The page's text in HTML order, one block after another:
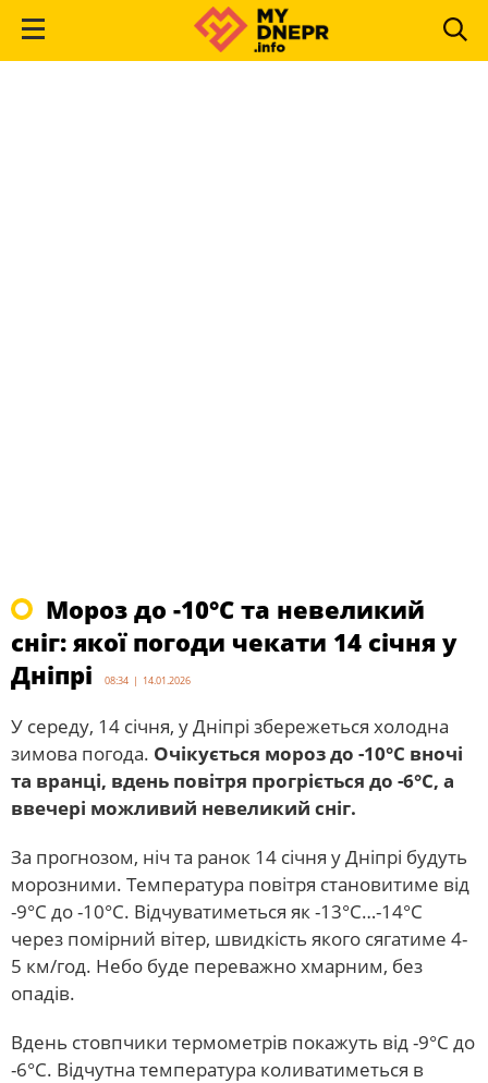
Мороз до -10°С та невеликий
сніг: якої погоди чекати 14 січня у
Дніпрі
08:34 | 14.01.2026
У середу, 14 січня, у Дніпрі збережеться холодна
зимова погода. Очікується мороз до -10°С вночі
та вранці, вдень повітря прогріється до -6°С, а
ввечері можливий невеликий сніг.
За прогнозом, ніч та ранок 14 січня у Дніпрі будуть
морозними. Температура повітря становитиме від
-9°С до -10°С. Відчуватиметься як -13°С…-14°С
через помірний вітер, швидкість якого сягатиме 4-
5 км/год. Небо буде переважно хмарним, без
опадів.
Вдень стовпчики термометрів покажуть від -9°С до
-6°С. Відчутна температура коливатиметься в